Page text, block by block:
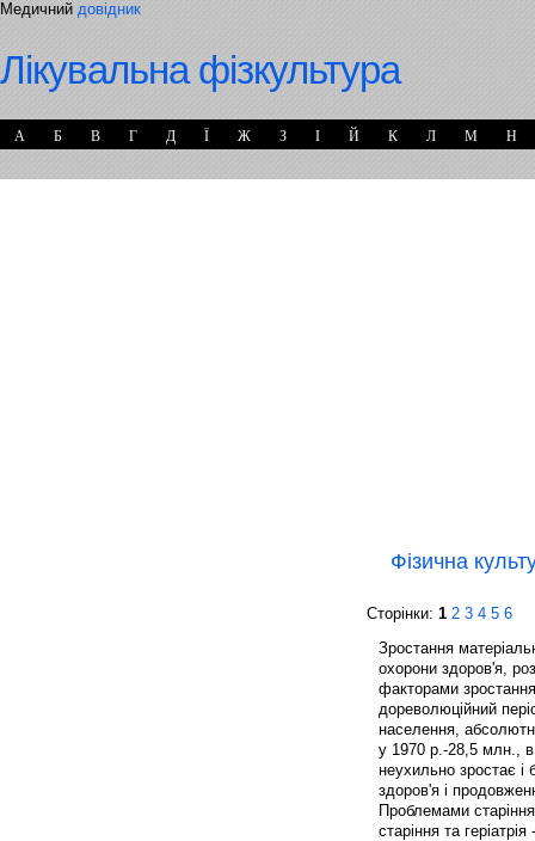
Медичний довідник
Лікувальна фізкультура
А Б В Г Д Ї Ж З І Й К Л М Н
Фізична
Сторінки: 1 2 3 4 5 6
Зростання
охорони здоров'я,
факторами
дореволюційний
населення,
у 1970 р.-28,5 млн., в
неухильно зростає і
здоров'я і
Проблемами
старіння та